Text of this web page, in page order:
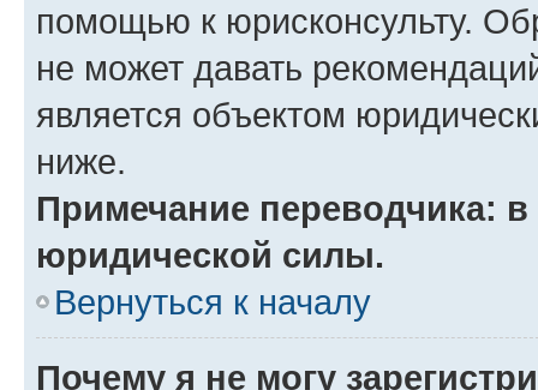
помощью к юрисконсульту.
не может давать
является объектом
ниже.
Примечание переводчика:
юридической силы.
Вернуться к началу
Почему я не могу